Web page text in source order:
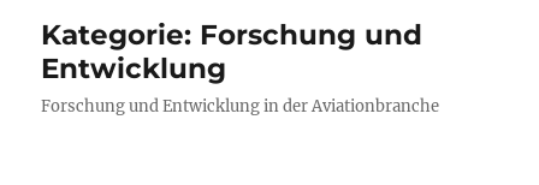
Kategorie: Forschung und
Entwicklung
Forschung und Entwicklung in der Aviationbranche